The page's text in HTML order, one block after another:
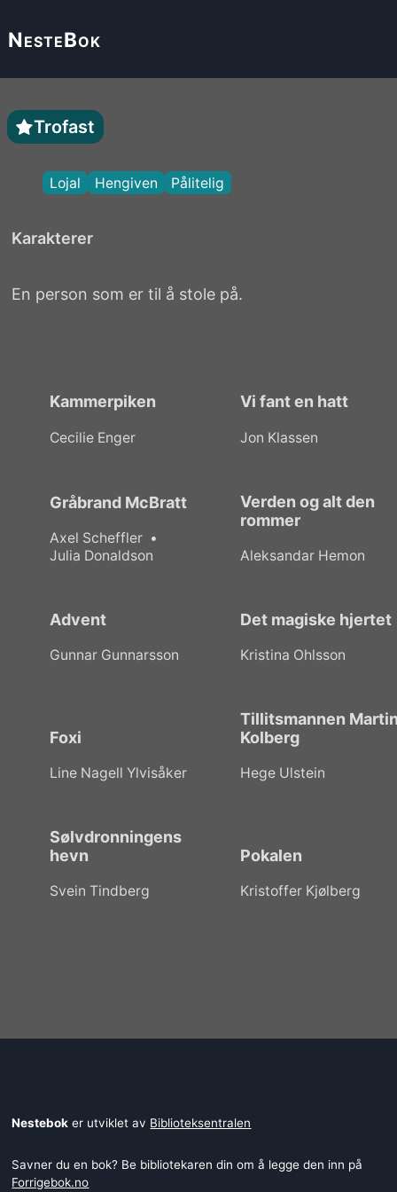
NesteBok
Trofast
Lojal Hengiven Pålitelig
Karakterer
En person som er til å stole på.
Kammerpiken
Cecilie Enger
Vi fant en hatt
Jon Klassen
Gråbrand McBratt
Axel Scheffler
Julia Donaldson
Verden og alt den
rommer
Aleksandar Hemon
Advent
Gunnar Gunnarsson
Det magiske hjertet
Kristina Ohlsson
Foxi
Line Nagell Ylvisåker
Tillitsmannen
Kolberg
Hege Ulstein
Sølvdronningens
hevn
Svein Tindberg
Pokalen
Kristoffer Kjølberg
Nestebok er utviklet av Biblioteksentralen
Savner du en bok? Be bibliotekaren din om å legge den inn på
Forrigebok.no